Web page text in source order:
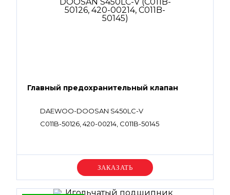
Главный предохранительный клапан
DAEWOO-DOOSAN S450LC-V
C011B-50126, 420-00214, C011B-50145
Уточняйте цену